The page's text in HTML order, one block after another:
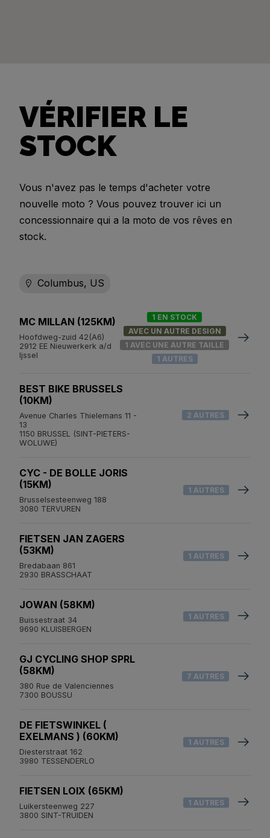
VÉRIFIER LE
STOCK
Vous n'avez pas le temps d'acheter votre
nouvelle moto ? Vous pouvez trouver ici un
concessionnaire qui a la moto de vos rêves en
stock.
Columbus, US
MC MILLAN (125KM)
Hoofdweg-zuid 42(A6)
2912 EE Nieuwerkerk a/d
Ijssel
1 EN STOCK
AVEC UN AUTRE DESIGN
1 AVEC UNE AUTRE TAILLE
1 AUTRES
BEST BIKE BRUSSELS
(10KM)
Avenue Charles Thielemans 11 -
13
1150 BRUSSEL (SINT-PIETERS-
WOLUWE)
2 AUTRES
CYC - DE BOLLE JORIS
(15KM)
Brusselsesteenweg 188
3080 TERVUREN
1 AUTRES
FIETSEN JAN ZAGERS
(53KM)
Bredabaan 861
2930 BRASSCHAAT
1 AUTRES
JOWAN (58KM)
Buissestraat 34
9690 KLUISBERGEN
1 AUTRES
GJ CYCLING SHOP SPRL
(58KM)
380 Rue de Valenciennes
7300 BOUSSU
7 AUTRES
DE FIETSWINKEL (
EXELMANS ) (60KM)
Diesterstraat 162
3980 TESSENDERLO
1 AUTRES
FIETSEN LOIX (65KM)
Luikersteenweg 227
3800 SINT-TRUIDEN
1 AUTRES